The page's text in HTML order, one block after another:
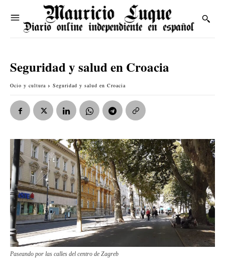
Seguridad y salud en Croacia
Ocio y cultura Seguridad y salud en Croacia
Paseando por las calles del centro de Zagreb